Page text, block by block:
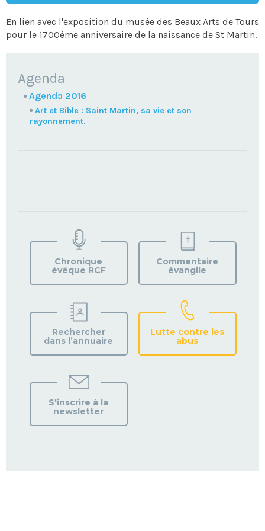
En lien avec l'exposition du musée des Beaux Arts de Tours
pour le 1700ème anniversaire de la naissance de St Martin.
NAVIGATION
Agenda
Agenda 2016
Art et Bible : Saint Martin, sa vie et son
rayonnement.
VOTRE
PAROISSE
Chronique
évêque RCF
Commentaire
évangile
Rechercher
dans l’annuaire
Lutte contre les
abus
S'inscrire à la
newsletter